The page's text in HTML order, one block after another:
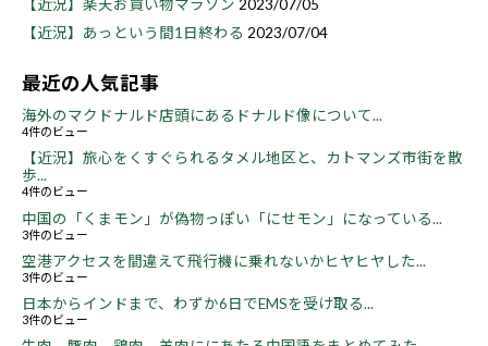
【近況】楽天お買い物マラソン 2023/07/05
【近況】あっという間1日終わる 2023/07/04
最近の人気記事
海外のマクドナルド店頭にあるドナルド像について...
4件のビュー
【近況】旅心をくすぐられるタメル地区と、カトマンズ市街を散
歩...
4件のビュー
中国の「くまモン」が偽物っぽい「にせモン」になっている...
3件のビュー
空港アクセスを間違えて飛行機に乗れないかヒヤヒヤした...
3件のビュー
日本からインドまで、わずか6日でEMSを受け取る...
3件のビュー